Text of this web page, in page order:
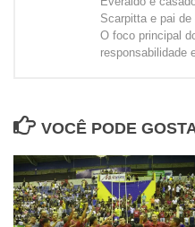
Scarpitta e pai
O foco principal
responsabilidade
VOCÊ PODE